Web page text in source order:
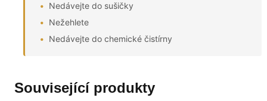
Nedávejte do sušičky
Nežehlete
Nedávejte do chemické čistírny
Související produkty